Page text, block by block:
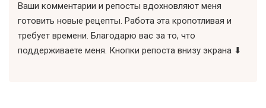
Ваши комментарии и репосты вдохновляют меня
готовить новые рецепты. Работа эта кропотливая и
требует времени. Благодарю вас за то, что
поддерживаете меня. Кнопки репоста внизу экрана ⬇